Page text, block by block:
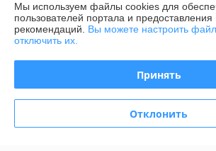
Доставка и оплата
Полная версия сайта
Политика обработки cookies
Мы используем файлы cookies для
пользователей портала и
рекомендаций. Вы можете настроить
отключить их.
Принять
Отклонить